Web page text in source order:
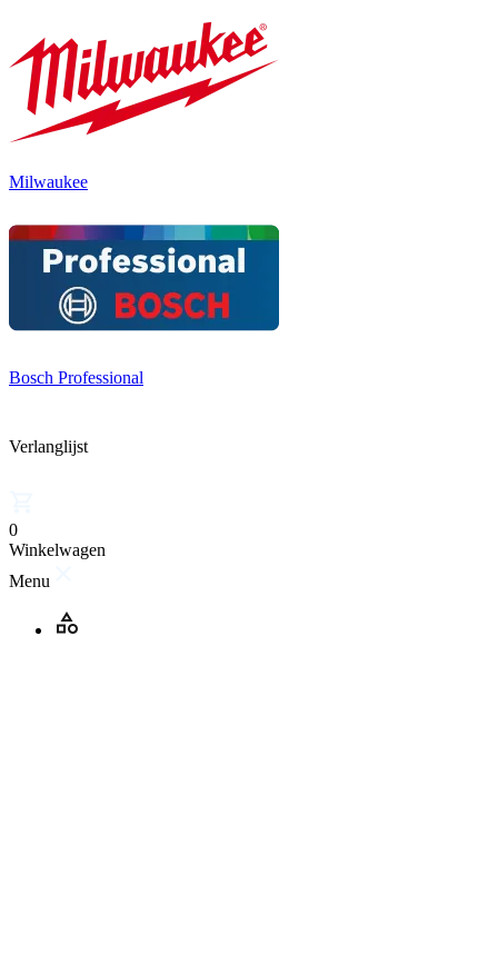
Milwaukee
Bosch Professional
Verlanglijst
0
Winkelwagen
Menu